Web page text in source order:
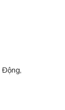
Động,